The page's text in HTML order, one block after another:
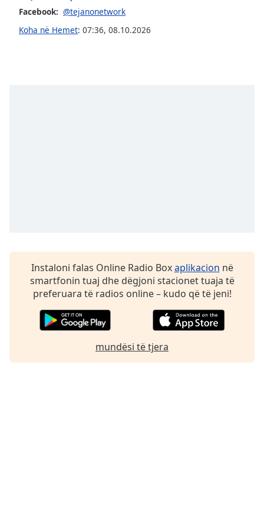
FamilyFacebook: @tejanonetwork
Koha në Hemet: 07:36, 08.10.2026
Instaloni falas Online Radio Boxaplikacion në
smartfonin tuaj dhe dëgjoni stacionet tuaja të
preferuara të radios online – kudo që të jeni!
mundësi të tjera